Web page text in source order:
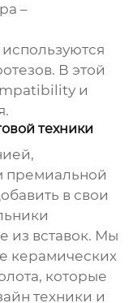
–
В этой
и
техники
премиальной
в свои
из вставок. Мы
керамических
которые
техники и